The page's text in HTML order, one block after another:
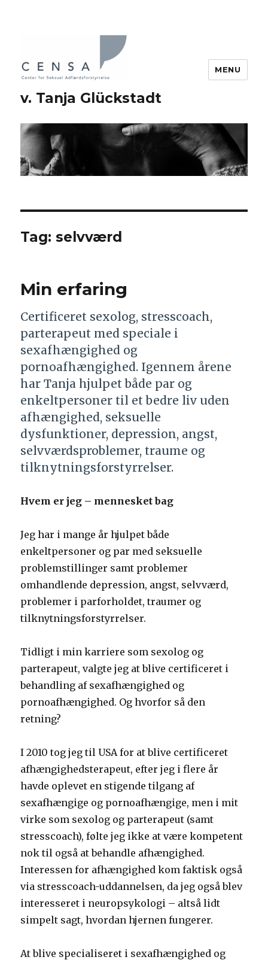
v. Tanja Glückstadt
MENU
Tag: selvværd
Min erfaring
Certificeret sexolog, stresscoach,
parterapeut med speciale i
sexafhængighed og
pornoafhængighed. Igennem årene
har Tanja hjulpet både par og
enkeltpersoner til et bedre liv uden
afhængighed, seksuelle
dysfunktioner, depression, angst,
selvværdsproblemer, traume og
tilknytningsforstyrrelser.
Hvem er jeg – mennesket bag
Jeg har i mange år hjulpet både
enkeltpersoner og par med seksuelle
problemstillinger samt problemer
omhandlende depression, angst, selvværd,
problemer i parforholdet, traumer og
tilknytningsforstyrrelser.
Tidligt i min karriere som sexolog og
parterapeut, valgte jeg at blive certificeret i
behandling af sexafhængighed og
pornoafhængighed. Og hvorfor så den
retning?
I 2010 tog jeg til USA for at blive certificeret
afhængighedsterapeut, efter jeg i flere år
havde oplevet en stigende tilgang af
sexafhængige og pornoafhængige, men i mit
virke som sexolog og parterapeut (samt
stresscoach), følte jeg ikke at være kompetent
nok til også at behandle afhængighed.
Interessen for afhængighed kom faktisk også
via stresscoach-uddannelsen, da jeg også blev
interesseret i neuropsykologi – altså lidt
simpelt sagt, hvordan hjernen fungerer.
At blive specialiseret i sexafhængighed og